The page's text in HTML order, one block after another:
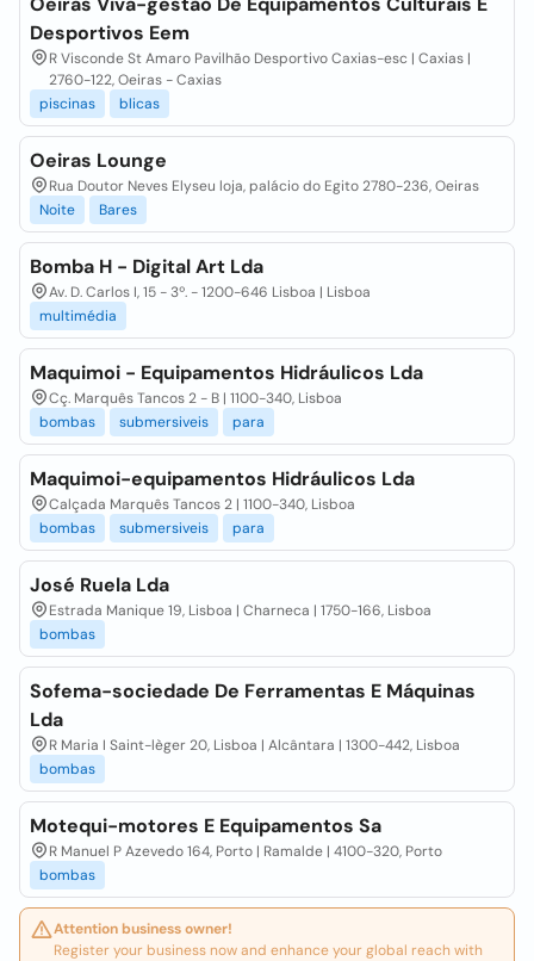
Desportivos Eem
R Visconde St Amaro Pavilhão Desportivo Caxias-esc | Caxias |
2760-122, Oeiras - Caxias
piscinas
blicas
Oeiras Lounge
Rua Doutor Neves Elyseu loja, palácio do Egito 2780-236, Oeiras
Noite
Bares
Bomba H - Digital Art Lda
Av. D. Carlos I, 15 - 3º. - 1200-646 Lisboa | Lisboa
multimédia
Maquimoi - Equipamentos Hidráulicos Lda
Cç. Marquês Tancos 2 - B | 1100-340, Lisboa
bombas
submersiveis para
Maquimoi-equipamentos Hidráulicos Lda
Calçada Marquês Tancos 2 | 1100-340, Lisboa
bombas
submersiveis para
José Ruela Lda
Estrada Manique 19, Lisboa | Charneca | 1750-166, Lisboa
bombas
Sofema-sociedade De Ferramentas E Máquinas
Lda
R Maria I Saint-lèger 20, Lisboa | Alcântara | 1300-442, Lisboa
bombas
Motequi-motores E Equipamentos Sa
R Manuel P Azevedo 164, Porto | Ramalde | 4100-320, Porto
bombas
Attention business owner!
Register your business now and enhance your global reach with